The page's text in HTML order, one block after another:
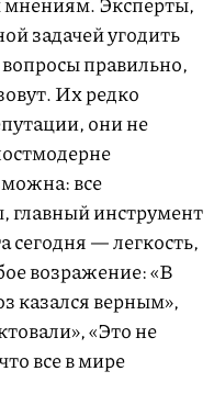
задачей угодить
вопросы правильно,
Их редко
они не
все
главный инструмент
сегодня — легкость,
возражение: «В
казался верным»,
«Это не
все в мире